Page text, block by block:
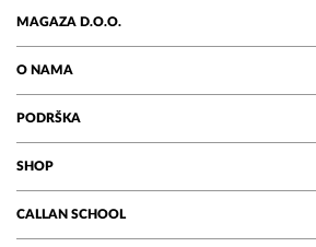
MAGAZA D.O.O.
O NAMA
PODRŠKA
SHOP
CALLAN SCHOOL